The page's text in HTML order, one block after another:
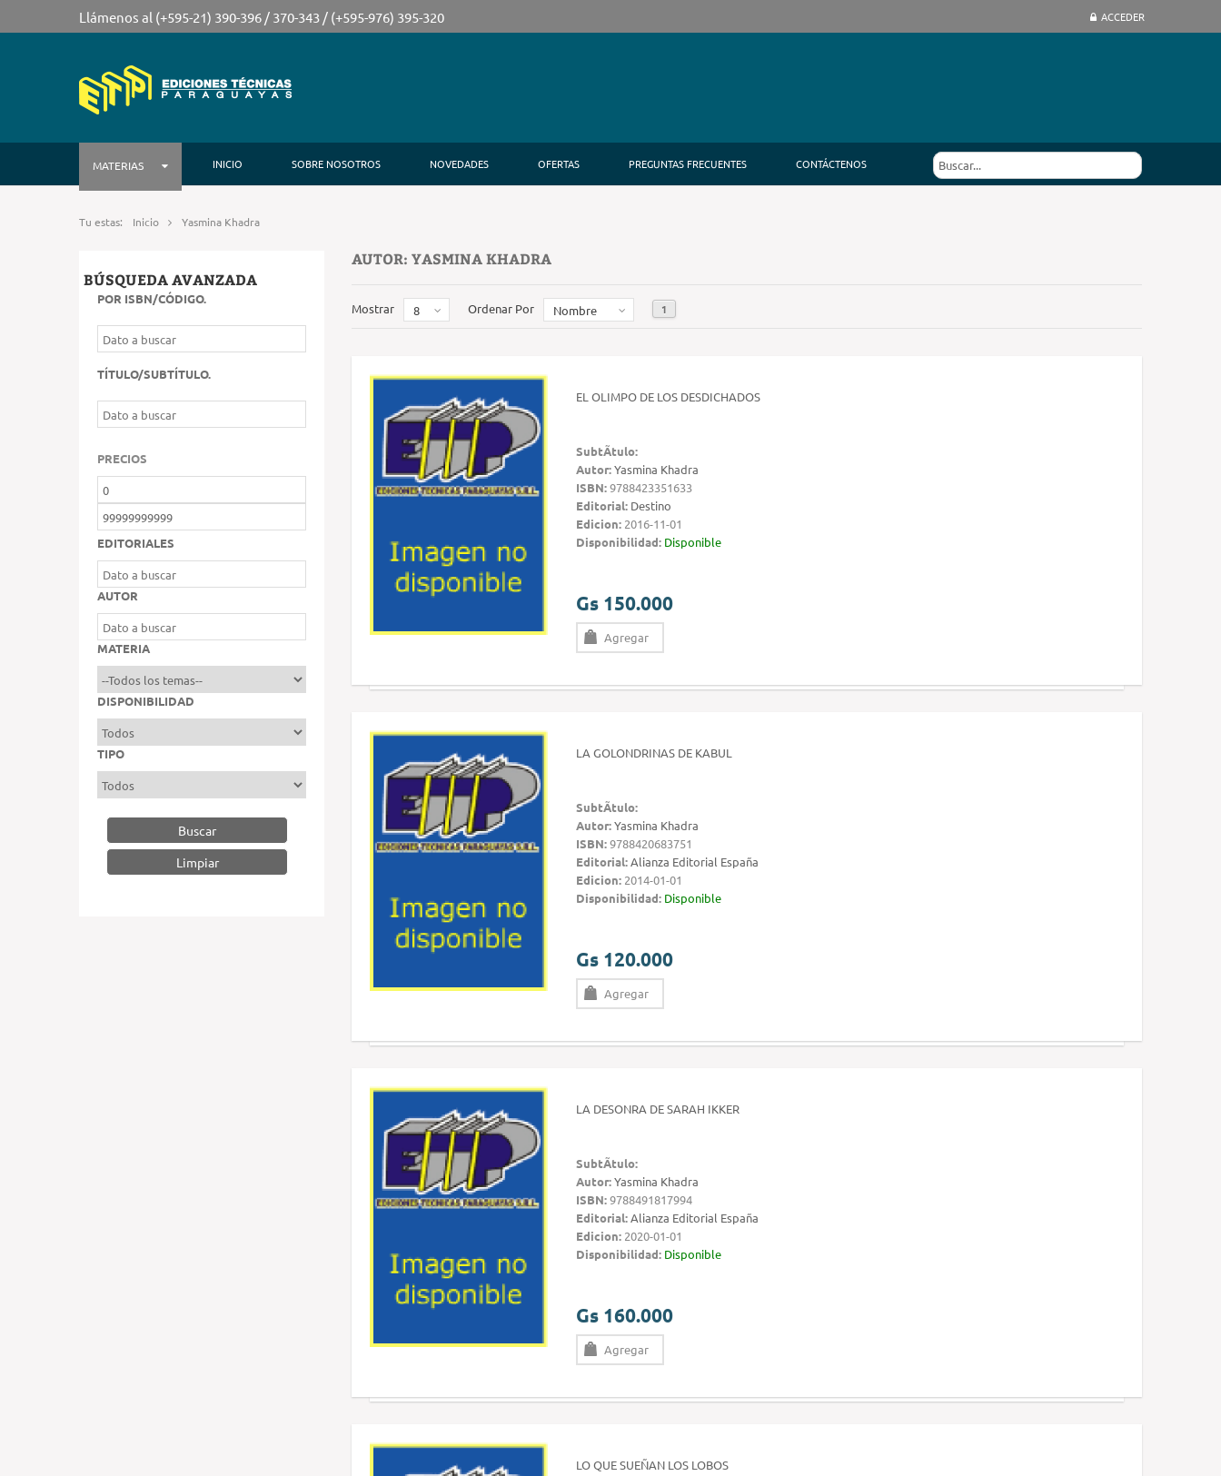
Llámenos al (+595-21) 390-396 / 370-343 / (+595-976) 395-320 ACCEDER
MATERIAS INICIO SOBRE NOSOTROS NOVEDADES OFERTAS PREGUNTAS FRECUENTES CONTÁCTENOS
Tu estas: Inicio Yasmina Khadra
BÚSQUEDA AVANZADA
POR ISBN/CÓDIGO.
TÍTULO/SUBTÍTULO.
PRECIOS
EDITORIALES
AUTOR
MATERIA
DISPONIBILIDAD
TIPO
Buscar
AUTOR: YASMINA KHADRA
Mostrar 8 Ordenar Por Nombre 1
EL OLIMPO DE LOS DESDICHADOS
SubtÃ­tulo:
Autor:Yasmina Khadra
ISBN:9788423351633
Editorial: Destino
Edicion: 2016-11-01
Disponibilidad: Disponible
Gs 150.000
Agregar
LA GOLONDRINAS DE KABUL
SubtÃ­tulo:
Autor:Yasmina Khadra
ISBN:9788420683751
Editorial:Alianza Editorial España
Edicion: 2014-01-01
Disponibilidad: Disponible
Gs 120.000
Agregar
LA DESONRA DE SARAH IKKER
SubtÃ­tulo:
Autor:Yasmina Khadra
ISBN:9788491817994
Editorial:Alianza Editorial España
Edicion: 2020-01-01
Disponibilidad: Disponible
Gs 160.000
Agregar
LO QUE SUEÑAN LOS LOBOS